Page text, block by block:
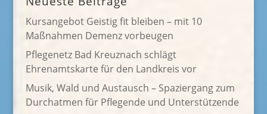
Kursangebot Geistig fit bleiben – mit 10
Maßnahmen Demenz vorbeugen
Pflegenetz Bad Kreuznach schlägt
Ehrenamtskarte für den Landkreis vor
Musik, Wald und Austausch – Spaziergang zum
Durchatmen für Pflegende und Unterstützende